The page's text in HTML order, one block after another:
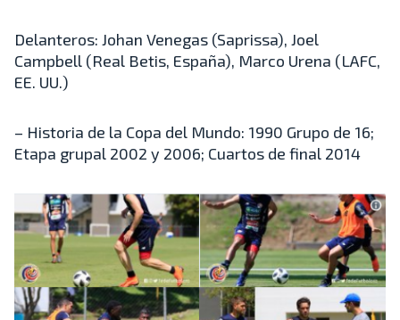
Delanteros: Johan Venegas (Saprissa), Joel
Campbell (Real Betis, España), Marco Urena (LAFC,
EE. UU.)
– Historia de la Copa del Mundo: 1990 Grupo de 16;
Etapa grupal 2002 y 2006; Cuartos de final 2014